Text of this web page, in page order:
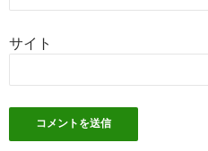
サイト